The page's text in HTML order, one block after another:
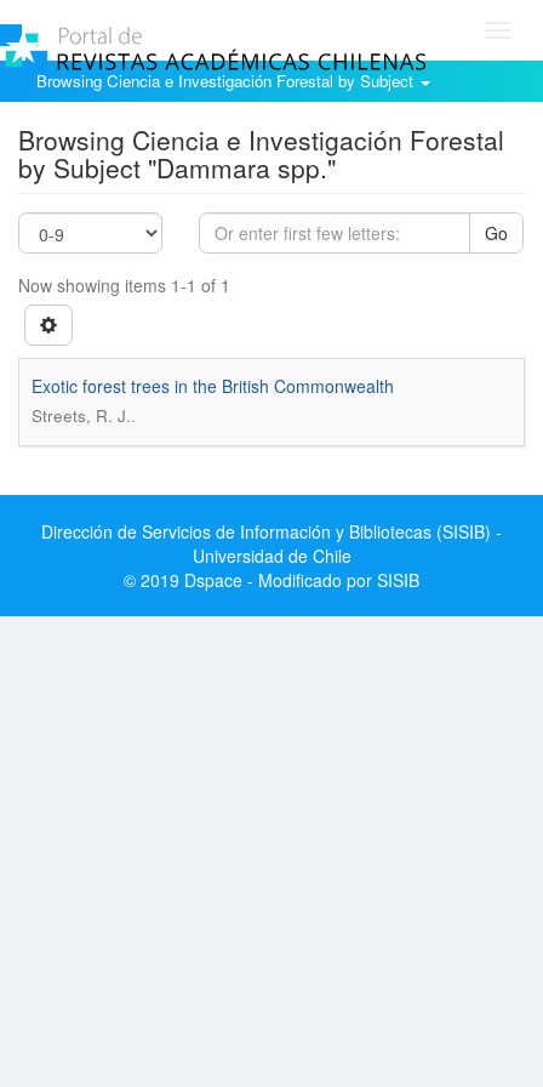
Browsing Ciencia e Investigación Forestal by Subject
Browsing Ciencia e Investigación Forestal
by Subject "Dammara spp."
Go
Now showing items 1-1 of 1
Exotic forest trees in the British Commonwealth
Streets, R. J..
Dirección de Servicios de Información y Bibliotecas (SISIB) -
Universidad de Chile
© 2019 Dspace - Modificado por SISIB